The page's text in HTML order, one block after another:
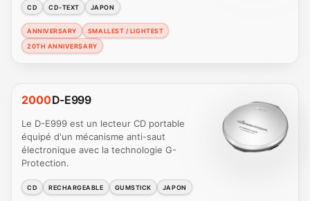
CD CD-TEXT JAPON
ANNIVERSARY
SMALLEST / LIGHTEST
20TH ANNIVERSARY
2000D-E999
Le D-E999 est un lecteur CD portable
équipé d'un mécanisme anti-saut
électronique avec la technologie G-
Protection.
CD RECHARGEABLE GUMSTICK JAPON